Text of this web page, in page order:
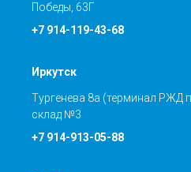
Победы, 63Г
+7 914-119-43-68
Иркутск
Тургенева 8а (терминал РЖД
склад №3
+7 914-913-05-88